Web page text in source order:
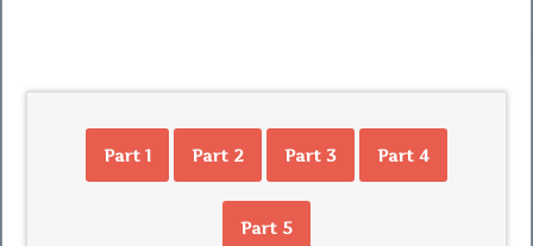
Part 1 Part 2 Part 3 Part 4
Part 5